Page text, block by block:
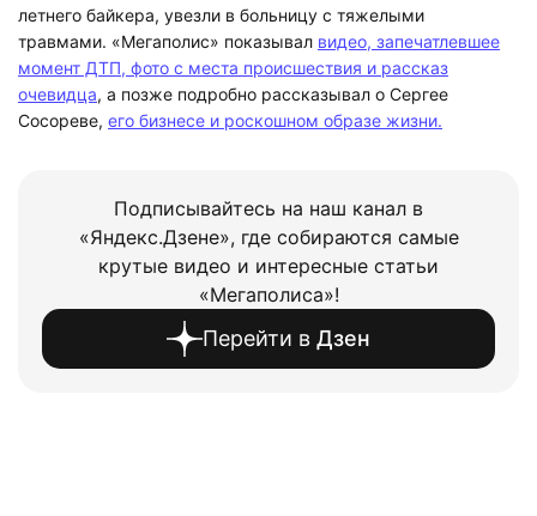
летнего байкера, увезли в больницу с тяжелыми
травмами. «Мегаполис» показывал видео, запечатлевшее
момент ДТП, фото с места происшествия и рассказ
очевидца, а позже подробно рассказывал о Сергее
Сосореве, его бизнесе и роскошном образе жизни.
Подписывайтесь на наш канал в
«Яндекс.Дзене», где собираются самые
крутые видео и интересные статьи
«Мегаполиса»!
Перейти в Дзен